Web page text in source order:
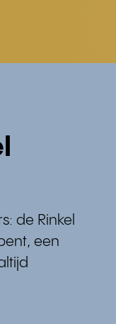
de Rinkel
een